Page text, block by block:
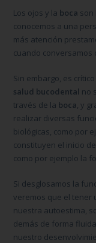
Los ojos y la boca son
conocemos a una
más atención
cuando conversamos
Sin embargo, es
salud bucodental no
través de la boca, y
realizar diversas
biológicas, como por
constituyen el inicio
como por ejemplo la
Si desglosamos la
veremos que el tener
nuestra autoestima,
demás de forma
nuestro